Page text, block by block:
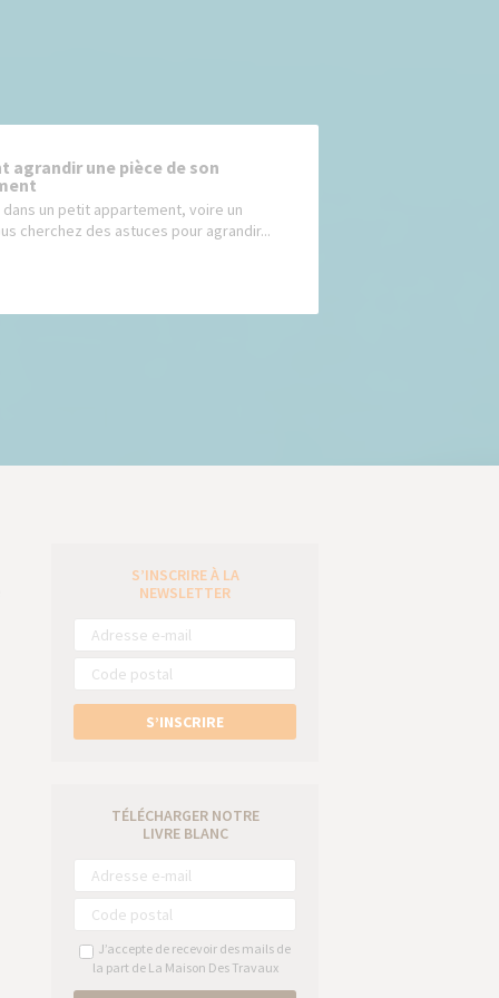
agrandir une pièce de son
dans un petit appartement, voire un
cherchez des astuces pour agrandir...
S’INSCRIRE À LA
NEWSLETTER
S’INSCRIRE
TÉLÉCHARGER NOTRE
LIVRE BLANC
J’accepte de recevoir des mails de
la part de La Maison Des Travaux